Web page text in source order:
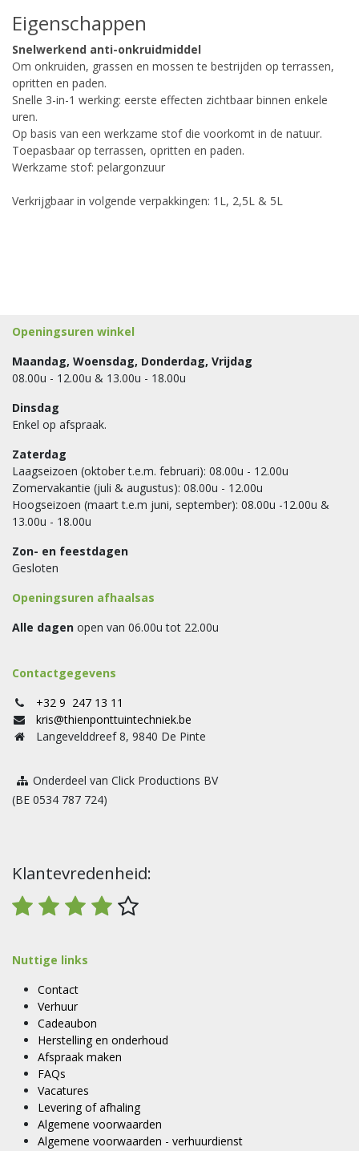
Eigenschappen
Snelwerkend anti-onkruidmiddel
Om onkruiden, grassen en mossen te bestrijden op terrassen,
opritten en paden.
Snelle 3-in-1 werking: eerste effecten zichtbaar binnen enkele
uren.
Op basis van een werkzame stof die voorkomt in de natuur.
Toepasbaar op terrassen, opritten en paden.
Werkzame stof: pelargonzuur
Verkrijgbaar in volgende verpakkingen: 1L, 2,5L & 5L
Openingsuren winkel
Maandag, Woensdag, Donderdag, Vrijdag
08.00u - 12.00u & 13.00u - 18.00u
Dinsdag
Enkel op afspraak.
Zaterdag
Laagseizoen (oktober t.e.m. februari): 08.00u - 12.00u
Zomervakantie (juli & augustus): 08.00u - 12.00u
Hoogseizoen (maart t.e.m juni, september): 08.00u -12.00u &
13.00u - 18.00u
Zon- en feestdagen
Gesloten
Openingsuren afhaalsas
Alle dagen open van 06.00u tot 22.00u
Contactgegevens
+32 9 247 13 11
kris@thienponttuintechniek.be
Langevelddreef 8, 9840 De Pinte
Onderdeel van Click Productions BV
(BE 0534 787 724)
Klantevredenheid:
Nuttige links
Contact
Verhuur
Cadeaubon
Herstelling en onderhoud
Afspraak maken
FAQs
Vacatures
Levering of afhaling
Algemene voorwaarden
Algemene voorwaarden - verhuurdienst